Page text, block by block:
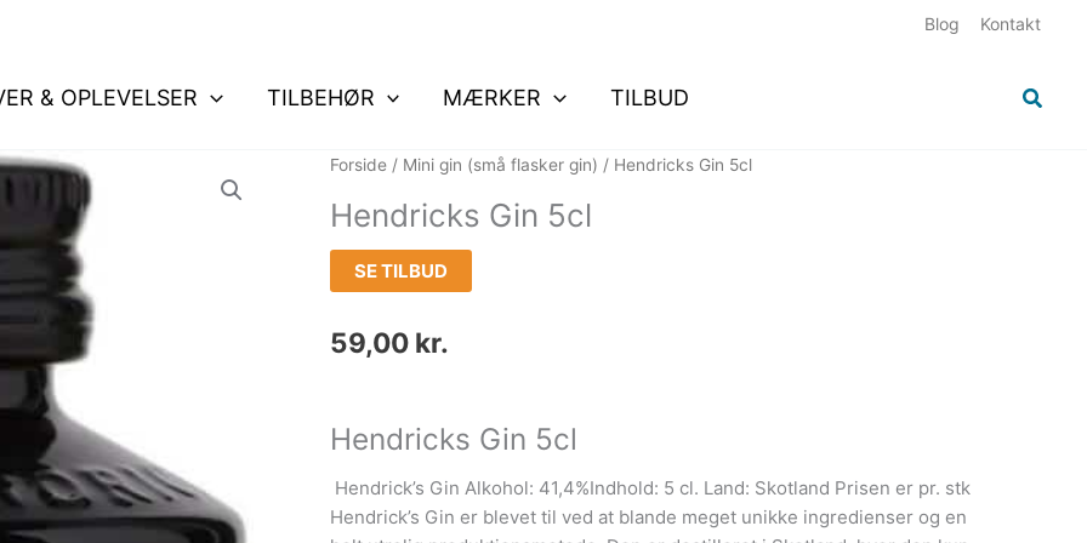
Blog Kontakt
& OPLEVELSER TILBEHØR MÆRKER TILBUD Søg
Forside / Mini gin (små flasker gin) / Hendricks Gin 5cl
Hendricks Gin 5cl
SE TILBUD
59,00 kr.
Hendricks Gin 5cl
Hendrick’s Gin Alkohol: 41,4%Indhold: 5 cl. Land: Skotland Prisen er pr. stk
Hendrick’s Gin er blevet til ved at blande meget unikke ingredienser og en